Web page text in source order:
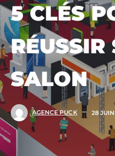
5 CLÉS
RÉUSSIR
SALON
AGENCE PUCK 28